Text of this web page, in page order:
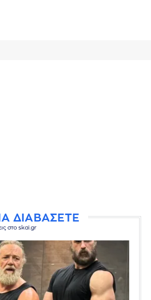
ΔΙΑΒΑΣΕΤΕ
στο skai.gr